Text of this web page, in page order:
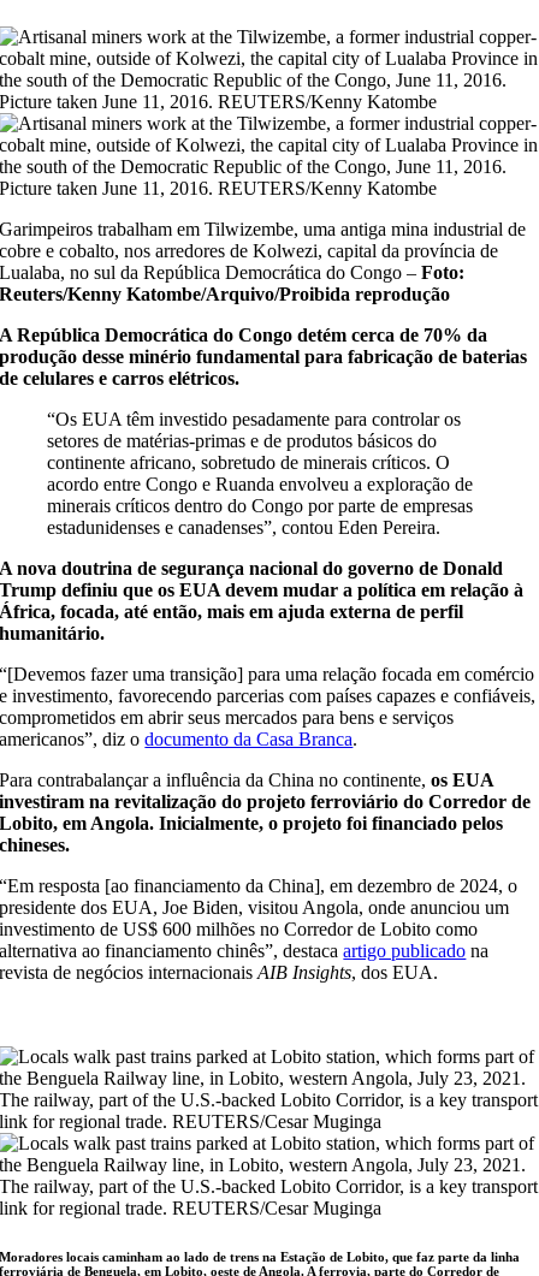
Garimpeiros trabalham em Tilwizembe, uma antiga mina industrial de
cobre e cobalto, nos arredores de Kolwezi, capital da província de
Lualaba, no sul da República Democrática do Congo –Foto:
Reuters/Kenny Katombe/Arquivo/Proibida reprodução
A República Democrática do Congo detém cerca de 70% da
produção desse minério fundamental para fabricação de baterias
de celulares e carros elétricos.
“Os EUA têm investido pesadamente para controlar os
setores de matérias-primas e de produtos básicos do
continente africano, sobretudo de minerais críticos. O
acordo entre Congo e Ruanda envolveu a exploração de
minerais críticos dentro do Congo por parte de empresas
estadunidenses e canadenses”, contou Eden Pereira.
A nova doutrina de segurança nacional do governo de Donald
Trump definiu que os EUA devem mudar a política em relação à
África, focada, até então, mais em ajuda externa de perfil
humanitário.
“[Devemos fazer uma transição] para uma relação focada em comércio
e investimento, favorecendo parcerias com países capazes e confiáveis,
comprometidos em abrir seus mercados para bens e serviços
americanos”, diz odocumento da Casa Branca.
Para contrabalançar a influência da China no continente,os EUA
investiram na revitalização do projeto ferroviário do Corredor de
Lobito, em Angola. Inicialmente, o projeto foi financiado pelos
chineses.
“Em resposta [ao financiamento da China], em dezembro de 2024, o
presidente dos EUA, Joe Biden, visitou Angola, onde anunciou um
investimento de US$ 600 milhões no Corredor de Lobito como
alternativa ao financiamento chinês”, destacaartigo publicado na
revista de negócios internacionaisAIB Insights, dos EUA.
Moradores locais caminham ao lado de trens na Estação de Lobito, que faz parte da linha
ferroviária de Benguela, em Lobito, oeste de Angola. A ferrovia, parte do Corredor de